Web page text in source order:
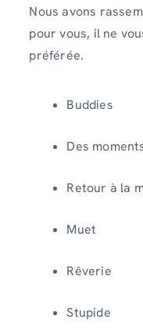
Nous avons
pour vous, il ne
préférée.
Buddies
Des
Retour à la
Muet
Rêverie
Stupide